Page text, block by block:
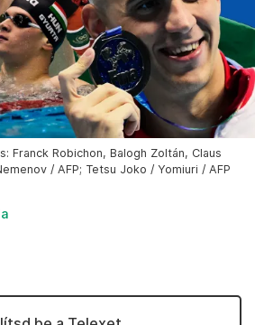
Franck Robichon, Balogh Zoltán, Claus
/ AFP; Tetsu Joko / Yomiuri / AFP